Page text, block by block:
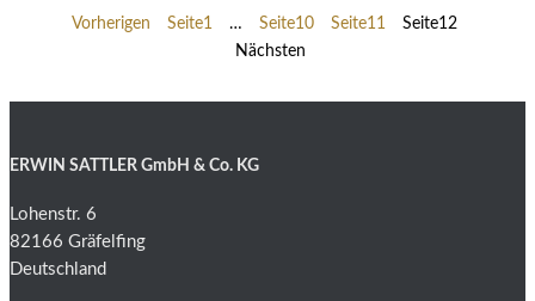
Vorherigen Seite1 … Seite10 Seite11 Seite12
Nächsten
ERWIN SATTLER GmbH & Co. KG
Lohenstr. 6
82166 Gräfelfing
Deutschland